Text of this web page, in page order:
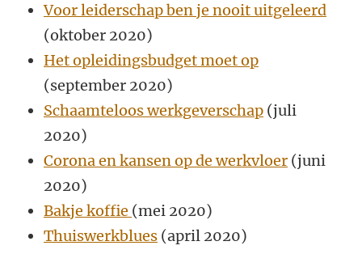
Voor leiderschap ben je nooit uitgeleerd
(oktober 2020)
Het opleidingsbudget moet op
(september 2020)
Schaamteloos werkgeverschap (juli
2020)
Corona en kansen op de werkvloer (juni
2020)
Bakje koffie (mei 2020)
Thuiswerkblues (april 2020)